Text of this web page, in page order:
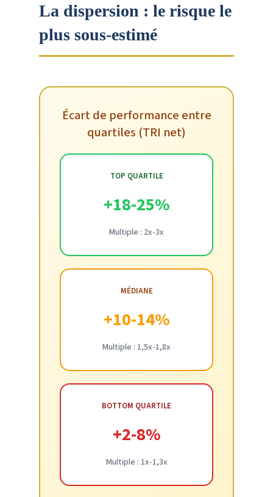
La dispersion : le risque le
plus sous-estimé
Écart de performance entre
quartiles (TRI net)
TOP QUARTILE
+18-25%
Multiple : 2x-3x
MÉDIANE
+10-14%
Multiple : 1,5x-1,8x
BOTTOM QUARTILE
+2-8%
Multiple : 1x-1,3x